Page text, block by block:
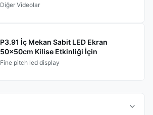
Diğer Videolar
P3.91 İç Mekan Sabit LED Ekran
50x50cm Kilise Etkinliği İçin
Fine pitch led display